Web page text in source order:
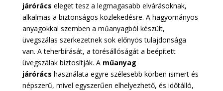
járórács eleget tesz a legmagasabb elvárásoknak,
alkalmas a biztonságos közlekedésre. A hagyományos
anyagokkal szemben a műanyagból készült,
üvegszálas szerkezetnek sok előnyös tulajdonsága
van. A teherbírását, a törésállóságát a beépített
üvegszálak biztosítják. A műanyag
járórács használata egyre szélesebb körben ismert és
népszerű, mivel egyszerűen elhelyezhető, és időtálló,